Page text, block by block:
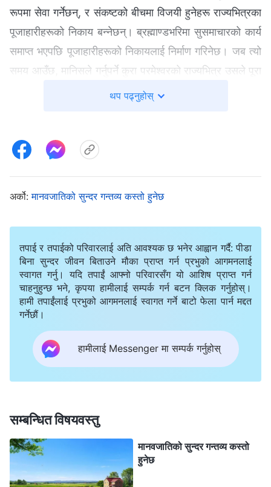
रूपमा सेवा गर्नेछन्, र संकष्टको बीचमा विजयी हुनेहरू राज्यभित्रका
पूजाहारीहरूको निकाय बन्‍नेछन्। ब्रह्माण्डभरिमा सुसमाचारको कार्य
समाप्त भएपछि पूजाहारीहरूको निकायलाई निर्माण गरिनेछ। जब त्यो
समय आउँछ, मानिसले गर्नुपर्ने कुरा परमेश्‍वरको राज्यभित्र उसले पूरा
गर्नुपर्ने दायित्व, र राज्यभित्र परमेश्‍वरसँग एकसाथको उसको जियाइ
संकष्टको अवधिमा परमेश्‍वरको निम्ति तिनीहरूले दिएका गवाहीले यो
किनभने हरेकलाई उसको प्रकार अनुसार वर्गीकरण गरिनेछ र
तिनीहरूको मूल स्थितिमा फर्काइनेछ, र यो परमेश्‍वरको कार्यको
पूर्णताको चिन्‍ह हो, यो परमेश्‍वरको काम र मानिसको अभ्यासको
अन्तिम परिणाम हो, र परमेश्‍वरको कार्य र मानिसको सहकार्यका
दर्शनहरूलाई स्पष्ट बनाउने कार्य हो। आखिरमा, मानिसले
परमेश्‍वरको राज्यमा विश्राम पाउनेछ, र परमेश्‍वर पनि विश्राम गर्न
आफ्‍नो वासस्थानमा फर्कनुहुनेछ। परमेश्‍वर र मानिस बीचको ६,०००
वर्षे सहकार्यको अन्तिम परिणाम यही नै हुनेछ।
वचन देहमा देखा पर्नुहुन्छको “परमेश्‍वरको कार्य र मानिसको अभ्यास” बाट
उद्धृत गरिएको
जितको काम पूरा भएपछि, मानिसलाई एउटा सुन्दर देशमा ल्याइनेछ।
यो जीवन अवश्य अझै यही पृथ्वीमा नै हुनेछ तर आजको मानिसको
जीवनभन्दा पूरै विपरीत हुनेछ। यो जीवन सम्पूर्ण मानवजातिलाई
जितिएपछि मानवजातिले पाउने जीवन हुनेछ, यो यस पृथ्वीमा
थप पढ्नुहोस्
अर्को:मानवजातिको सुन्दर गन्तव्य कस्तो हुनेछ
तपाई र तपाईको परिवारलाई अति आवश्यक छ भनेर आह्वान गर्दै: पीडा
बिना सुन्दर जीवन बिताउने मौका प्राप्त गर्न प्रभुको आगमनलाई
स्वागत गर्नु। यदि तपाईं आफ्नो परिवारसँग यो आशिष प्राप्त गर्न
चाहनुहुन्छ भने, कृपया हामीलाई सम्पर्क गर्न बटन क्लिक गर्नुहोस्।
हामी तपाईंलाई प्रभुको आगमनलाई स्वागत गर्ने बाटो फेला पार्न मद्दत
गर्नेछौं।
हामीलाई Messenger मा सम्पर्क गर्नुहोस्
सम्बन्धित विषयवस्तु
मानवजातिको सुन्दर गन्तव्य कस्तो
हुनेछ